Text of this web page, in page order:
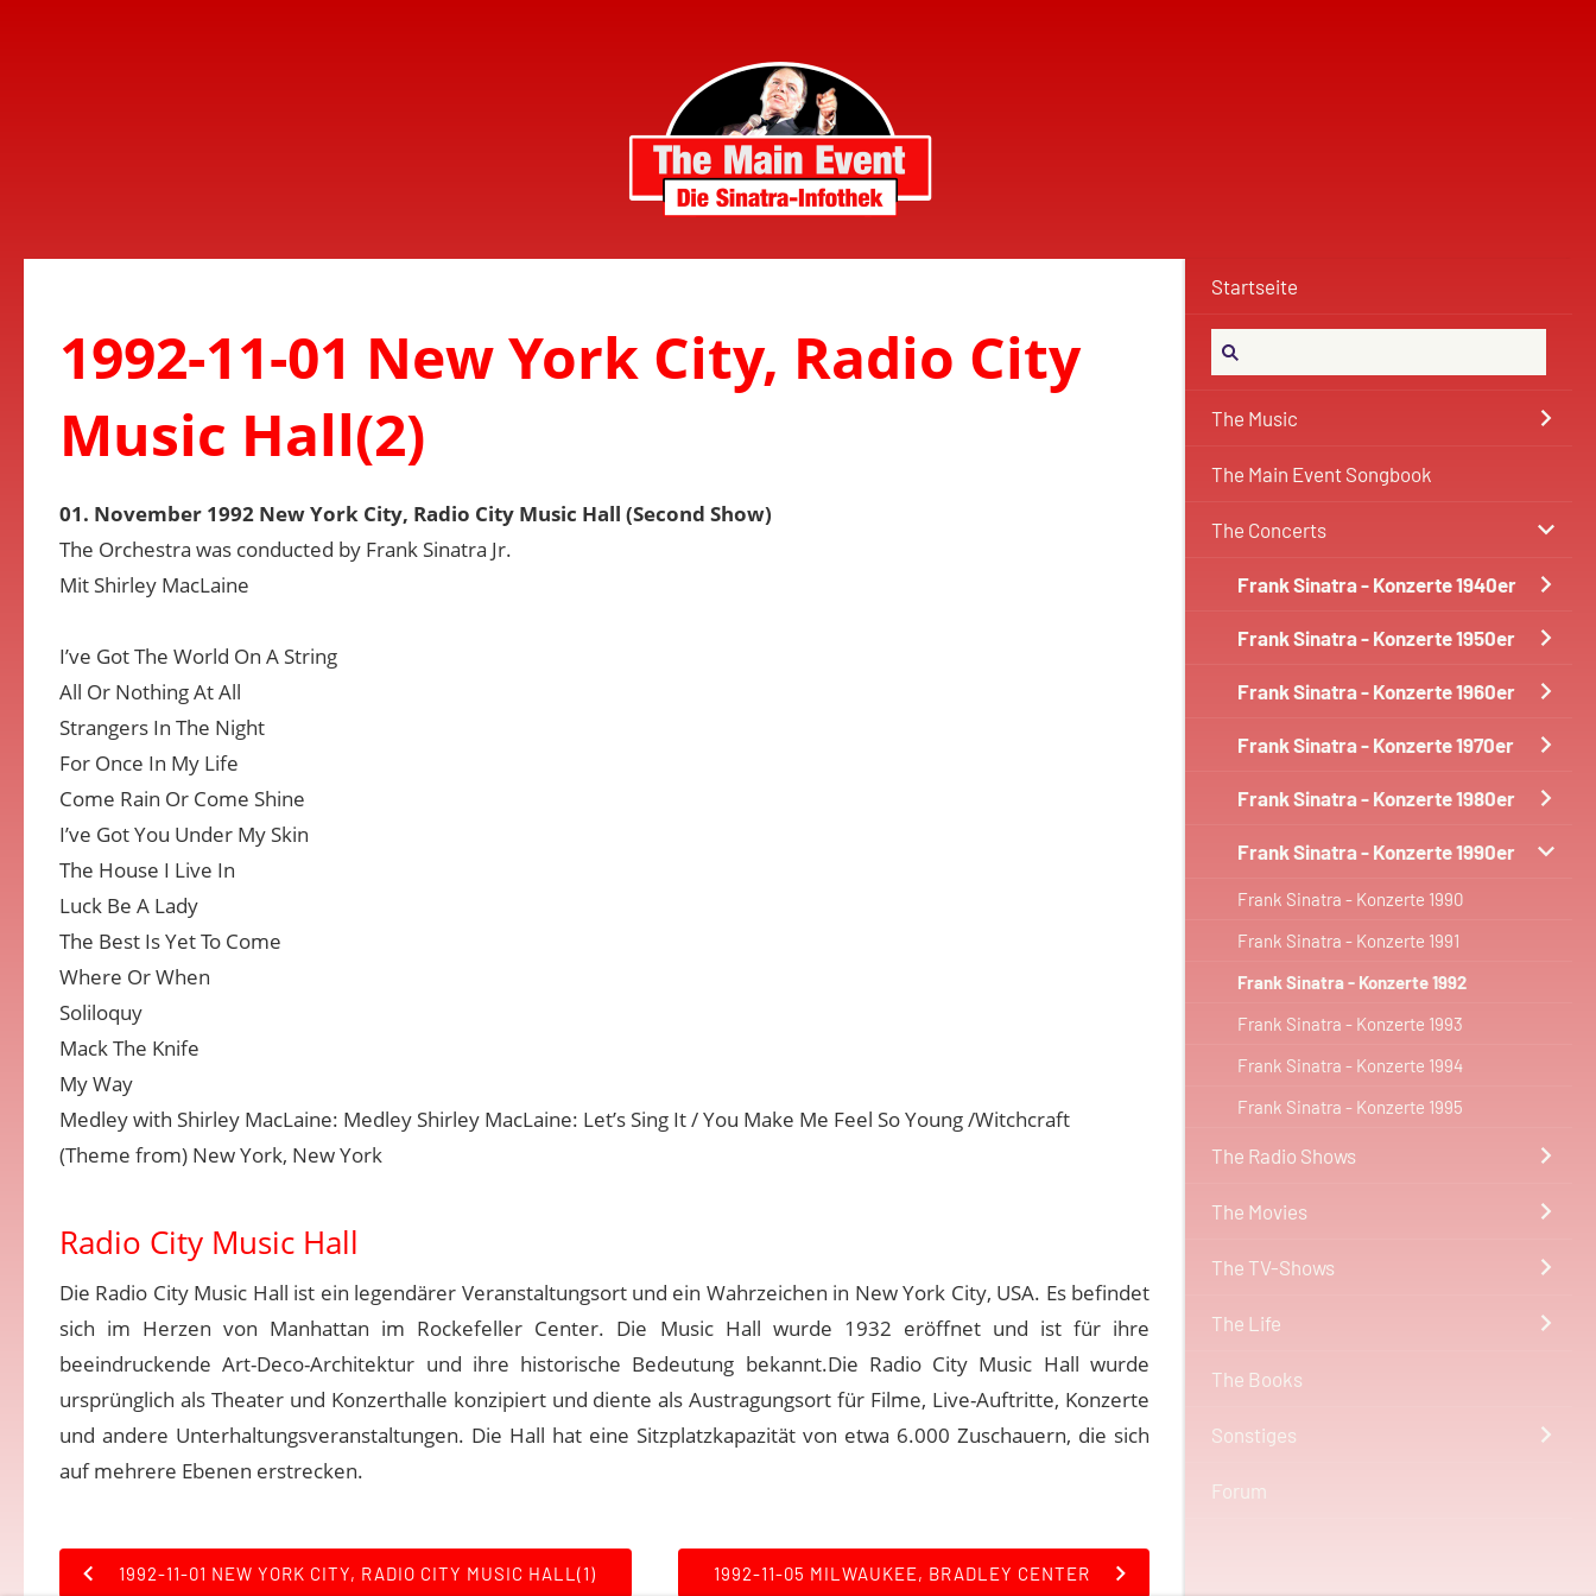
Startseite
The Music
The Main Event Songbook
The Concerts
Frank Sinatra - Konzerte 1940er
Frank Sinatra - Konzerte 1950er
Frank Sinatra - Konzerte 1960er
Frank Sinatra - Konzerte 1970er
Frank Sinatra - Konzerte 1980er
Frank Sinatra - Konzerte 1990er
Frank Sinatra - Konzerte 1990
Frank Sinatra - Konzerte 1991
Frank Sinatra - Konzerte 1992
Frank Sinatra - Konzerte 1993
Frank Sinatra - Konzerte 1994
Frank Sinatra - Konzerte 1995
The Radio Shows
The Movies
The TV-Shows
The Life
The Books
Sonstiges
Forum
1992-11-01 New York City, Radio City
Music Hall(2)
01. November 1992 New York City, Radio City Music Hall (Second Show)
The Orchestra was conducted by Frank Sinatra Jr.
Mit Shirley MacLaine
I’ve Got The World On A String
All Or Nothing At All
Strangers In The Night
For Once In My Life
Come Rain Or Come Shine
I’ve Got You Under My Skin
The House I Live In
Luck Be A Lady
The Best Is Yet To Come
Where Or When
Soliloquy
Mack The Knife
My Way
Medley with Shirley MacLaine: Medley Shirley MacLaine: Let’s Sing It / You Make Me Feel So Young /Witchcraft
(Theme from) New York, New York
Radio City Music Hall
Die Radio City Music Hall ist ein legendärer Veranstaltungsort und ein Wahrzeichen in New York City, USA. Es befindet
sich im Herzen von Manhattan im Rockefeller Center. Die Music Hall wurde 1932 eröffnet und ist für ihre
beeindruckende Art-Deco-Architektur und ihre historische Bedeutung bekannt.Die Radio City Music Hall wurde
ursprünglich als Theater und Konzerthalle konzipiert und diente als Austragungsort für Filme, Live-Auftritte, Konzerte
und andere Unterhaltungsveranstaltungen. Die Hall hat eine Sitzplatzkapazität von etwa 6.000 Zuschauern, die sich
auf mehrere Ebenen erstrecken.
1992-11-01 NEW YORK CITY, RADIO CITY MUSIC HALL(1) 1992-11-05 MILWAUKEE, BRADLEY CENTER